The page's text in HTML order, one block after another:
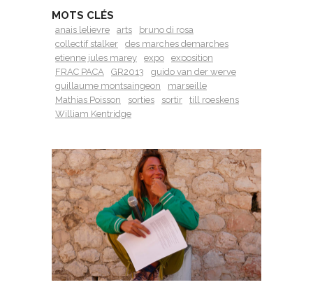
MOTS CLÉS
anais lelievre arts
bruno di rosa
collectif stalker
des marches demarches
etienne jules marey
expo
exposition
FRAC PACA
GR2013
guido van der werve
guillaume montsaingeon
marseille
Mathias Poisson
sorties sortir
till roeskens
William Kentridge